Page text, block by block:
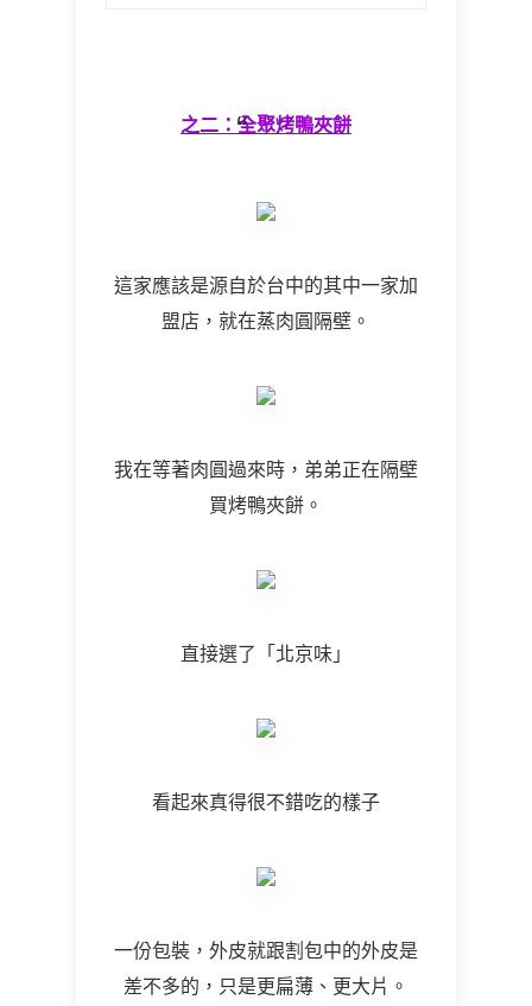
之二 ：全聚烤鴨夾餅
這家應該是源自於台中的其中一家加
盟店，就在蒸肉圓隔壁。
我在等著肉圓過來時，弟弟正在隔壁
買烤鴨夾餅。
直接選了「北京味」
看起來真得很不錯吃的樣子
一份包裝，外皮就跟割包中的外皮是
差不多的，只是更扁薄、更大片。